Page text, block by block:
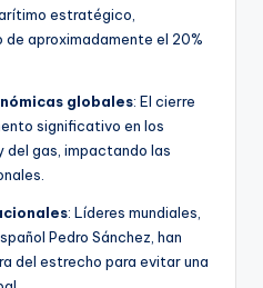
estratégico,
aproximadamente el 20%
globales: El cierre
significativo en los
del gas, impactando las
: Líderes mundiales,
Pedro Sánchez, han
del estrecho para evitar una